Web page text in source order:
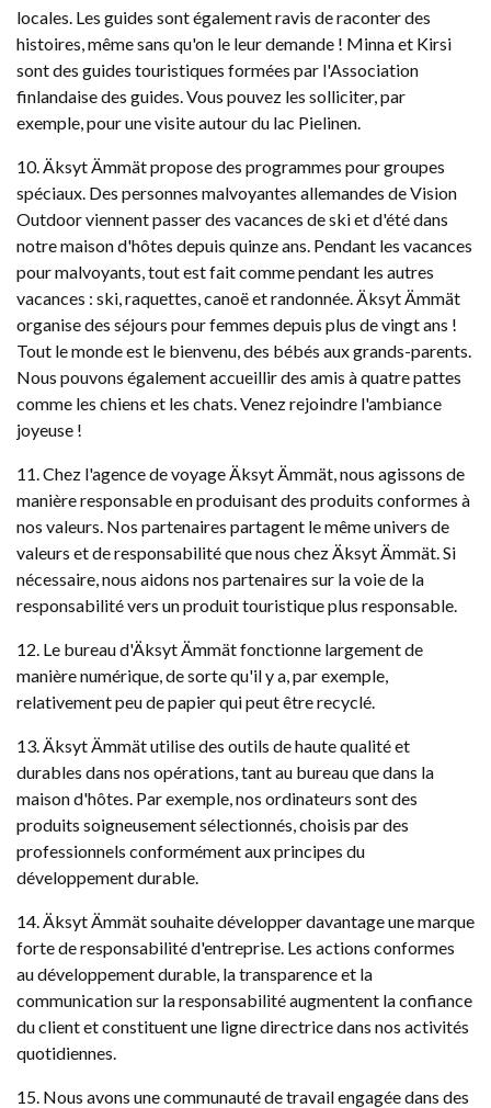
locales. Les guides sont également ravis de raconter des
histoires, même sans qu'on le leur demande ! Minna et Kirsi
sont des guides touristiques formées par l'Association
finlandaise des guides. Vous pouvez les solliciter, par
exemple, pour une visite autour du lac Pielinen.
10. Äksyt Ämmät propose des programmes pour groupes
spéciaux. Des personnes malvoyantes allemandes de Vision
Outdoor viennent passer des vacances de ski et d'été dans
notre maison d'hôtes depuis quinze ans. Pendant les vacances
pour malvoyants, tout est fait comme pendant les autres
vacances : ski, raquettes, canoë et randonnée. Äksyt Ämmät
organise des séjours pour femmes depuis plus de vingt ans !
Tout le monde est le bienvenu, des bébés aux grands-parents.
Nous pouvons également accueillir des amis à quatre pattes
comme les chiens et les chats. Venez rejoindre l'ambiance
joyeuse !
11. Chez l'agence de voyage Äksyt Ämmät, nous agissons de
manière responsable en produisant des produits conformes à
nos valeurs. Nos partenaires partagent le même univers de
valeurs et de responsabilité que nous chez Äksyt Ämmät. Si
nécessaire, nous aidons nos partenaires sur la voie de la
responsabilité vers un produit touristique plus responsable.
12. Le bureau d'Äksyt Ämmät fonctionne largement de
manière numérique, de sorte qu'il y a, par exemple,
relativement peu de papier qui peut être recyclé.
13. Äksyt Ämmät utilise des outils de haute qualité et
durables dans nos opérations, tant au bureau que dans la
maison d'hôtes. Par exemple, nos ordinateurs sont des
produits soigneusement sélectionnés, choisis par des
professionnels conformément aux principes du
développement durable.
14. Äksyt Ämmät souhaite développer davantage une marque
forte de responsabilité d'entreprise. Les actions conformes
au développement durable, la transparence et la
communication sur la responsabilité augmentent la confiance
du client et constituent une ligne directrice dans nos activités
quotidiennes.
15. Nous avons une communauté de travail engagée dans des